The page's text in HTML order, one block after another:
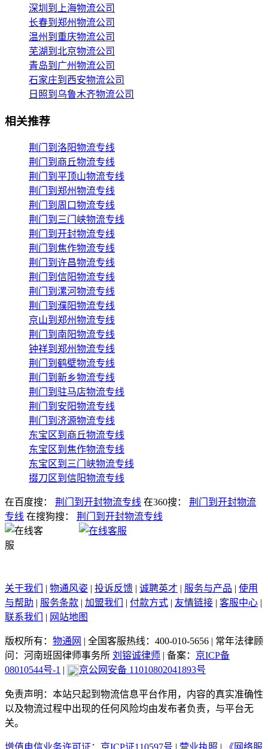
深圳到上海物流公司
长春到郑州物流公司
温州到重庆物流公司
芜湖到北京物流公司
青岛到广州物流公司
石家庄到西安物流公司
日照到乌鲁木齐物流公司
相关推荐
荆门到洛阳物流专线
荆门到商丘物流专线
荆门到平顶山物流专线
荆门到郑州物流专线
荆门到周口物流专线
荆门到三门峡物流专线
荆门到开封物流专线
荆门到焦作物流专线
荆门到许昌物流专线
荆门到信阳物流专线
荆门到漯河物流专线
荆门到濮阳物流专线
京山到郑州物流专线
荆门到南阳物流专线
钟祥到郑州物流专线
荆门到鹤壁物流专线
荆门到新乡物流专线
荆门到驻马店物流专线
荆门到安阳物流专线
荆门到济源物流专线
东宝区到商丘物流专线
东宝区到焦作物流专线
东宝区到三门峡物流专线
掇刀区到信阳物流专线
在百度搜： 荆门到开封物流专线 在360搜：
荆门到开封物流
专线 在搜狗搜： 荆门到开封物流专线
关于我们 | 物通风姿 | 投诉反馈 | 诚聘英才 | 服务与产品 | 使用
与帮助 | 服务条款 | 加盟我们 | 付款方式 | 友情链接 | 客服中心 |
联系我们
| 网站地图
版权所有： 物通网 | 全国客服热线：400-010-5656 | 常年法律顾
问：河南班固律师事务所 刘镕诚律师 | 备案： 京ICP备
08010544号-1 | 京公网安备 11010802041893号
免责声明：本站只起到物流信息平台作用，内容的真实准确性
以及物流过程中出现的任何风险均由发布者负责，与平台无
关。